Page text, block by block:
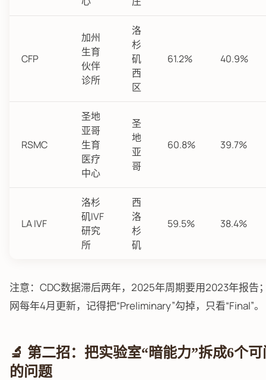
CFP
加州
生育
伙伴
诊所
洛
杉
矶
西
区
61.2% 40.9%
RSMC
圣地
亚哥
生育
医疗
中心
圣
地
亚
哥
60.8% 39.7%
LA IVF
洛杉
矶IVF
研究
所
西
洛
杉
矶
59.5% 38.4%
注意：CDC数据滞后两年，2025年周期要用2023年报告
网每年4月更新，记得把“Preliminary”勾掉，只看“Final”。
🔬 第二招：把实验室“暗能力”拆成6个
的问题